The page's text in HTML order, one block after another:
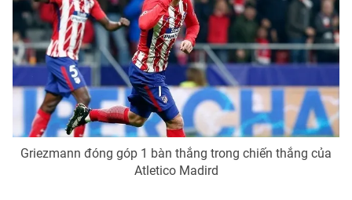
Griezmann đóng góp 1 bàn thắng trong chiến thắng của
Atletico Madird